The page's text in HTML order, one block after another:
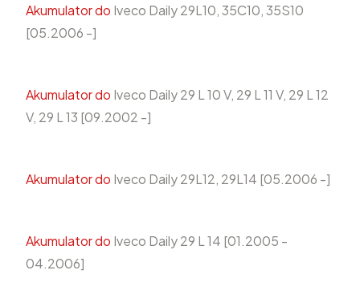
Akumulator do Iveco Daily 29L10, 35C10, 35S10
[05.2006 -]
Akumulator do Iveco Daily 29 L 10 V, 29 L 11 V, 29 L 12
V, 29 L 13 [09.2002 -]
Akumulator do Iveco Daily 29L12, 29L14 [05.2006 -]
Akumulator do Iveco Daily 29 L 14 [01.2005 -
04.2006]